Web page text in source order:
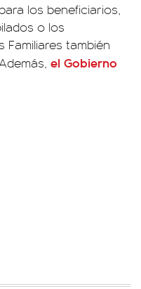
para los beneficiarios,
o los
también
el Gobierno